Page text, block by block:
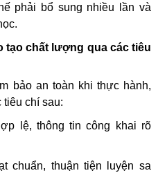
phải bổ sung nhiều lần và
tạo chất lượng qua các tiêu
bảo an toàn khi thực hành,
tiêu chí sau:
lệ, thông tin công khai rõ
chuẩn, thuận tiện luyện sa